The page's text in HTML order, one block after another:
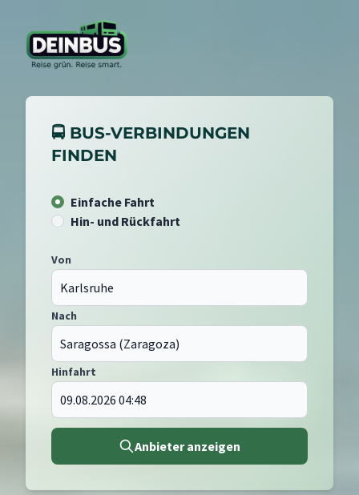
🚍 BUS-VERBINDUNGEN
FINDEN
Einfache Fahrt
Hin- und Rückfahrt
Von
Nach
Hinfahrt
Anbieter anzeigen